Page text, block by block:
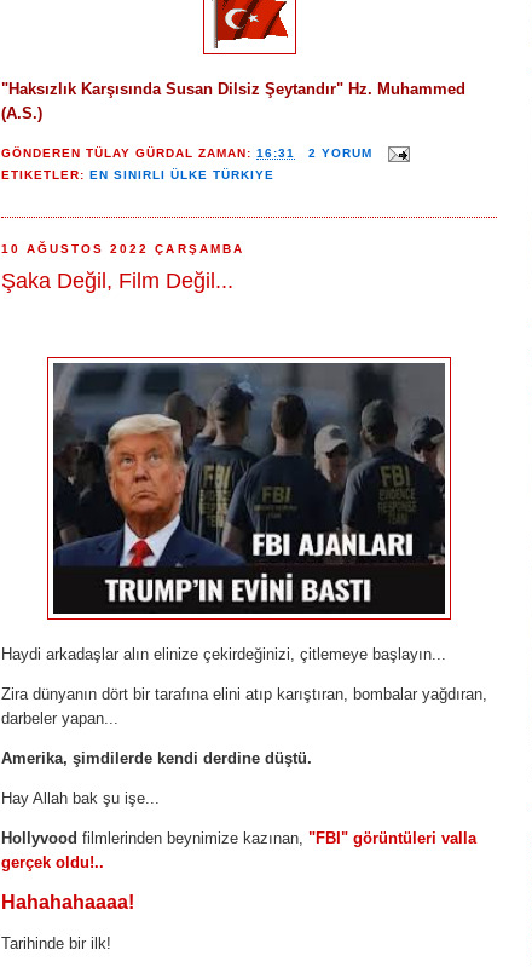
"Haksızlık Karşısında Susan Dilsiz Şeytandır" Hz. Muhammed
(A.S.)
GÖNDERENTÜLAY GÜRDAL ZAMAN:16:31
2 YORUM
ETIKETLER:EN SINIRLI ÜLKE TÜRKIYE
10 AĞUSTOS 2022 ÇARŞAMBA
Şaka Değil, Film Değil...
Haydi arkadaşlar alın elinize çekirdeğinizi, çitlemeye başlayın...
Zira dünyanın dört bir tarafına elini atıp karıştıran, bombalar yağdıran,
darbeler yapan...
Amerika, şimdilerde kendi derdine düştü.
Hay Allah bak şu işe...
Hollyvood filmlerinden beynimize kazınan, "FBI" görüntüleri valla
gerçek oldu!..
Hahahahaaaa!
Tarihinde bir ilk!